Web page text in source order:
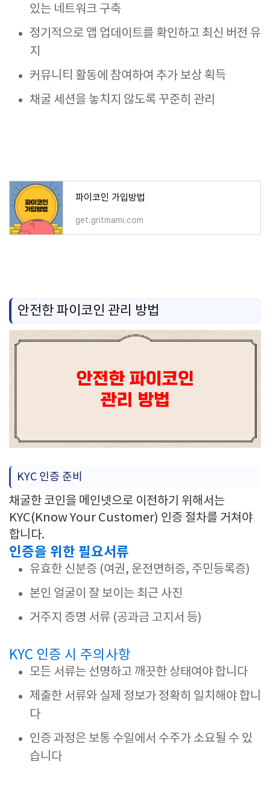
있는 네트워크 구축
정기적으로 앱 업데이트를 확인하고 최신 버전 유
지
커뮤니티 활동에 참여하여 추가 보상 획득
채굴 세션을 놓치지 않도록 꾸준히 관리
파이코인 가입방법
get.gritmami.com
안전한 파이코인 관리 방법
KYC 인증 준비
채굴한 코인을 메인넷으로 이전하기 위해서는
KYC(Know Your Customer) 인증 절차를 거쳐야
합니다.
인증을 위한 필요서류
유효한 신분증 (여권, 운전면허증, 주민등록증)
본인 얼굴이 잘 보이는 최근 사진
거주지 증명 서류 (공과금 고지서 등)
KYC 인증 시 주의사항
모든 서류는 선명하고 깨끗한 상태여야 합니다
제출한 서류와 실제 정보가 정확히 일치해야 합니
다
인증 과정은 보통 수일에서 수주가 소요될 수 있
습니다